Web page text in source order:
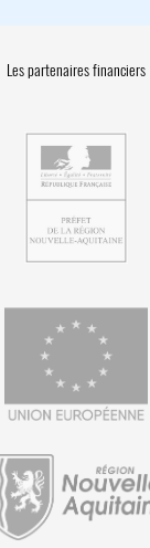
Les partenaires financiers